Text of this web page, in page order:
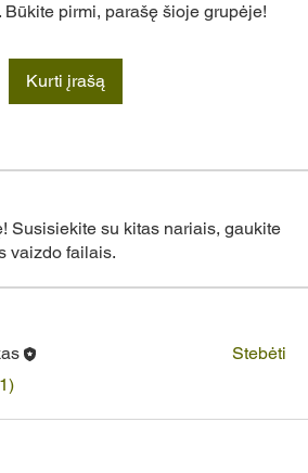
pirmi, parašę šioje grupėje!
Kurti įrašą
Susisiekite su kitas nariais, gaukite
vaizdo failais.
Stebėti